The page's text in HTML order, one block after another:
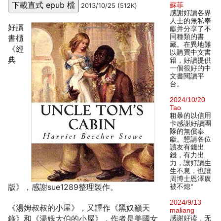
2013/10/25 (512K)
好讀
書櫃
《經
典
版》，感謝sue1289整理製作。
《湯姆叔叔的小屋》，又譯作《黑奴籲天
錄》和《湯姆大伯的小屋》，作者是美國女
蘇菲
感謝好讀各界
人士的無私奉
獻并分享了不
同種類的書
藏。在異地難
以購買中文書
籍，好讀提供
一個很好的中
文書閱讀平
台。
2024/10/20
Tao
粗暴的以信用
卡感謝好讀團
隊的無償奉
獻。懇請各位
讀友有錢出
錢，有力出
力，讓好讀生
生不息，也讓
周博士恩澤廣
被不熄°
2024/9/13
maliang
感谢好读，无